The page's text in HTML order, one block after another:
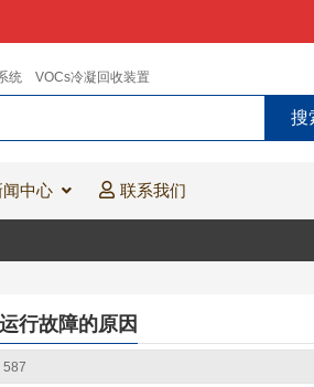
统 VOCs冷凝回收装置
闻中心 联系我们
行故障的原因
587